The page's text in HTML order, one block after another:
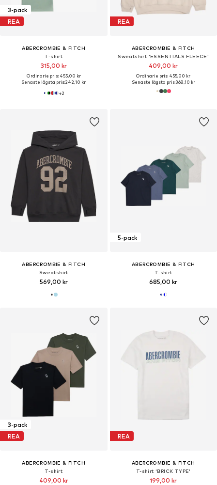
3-pack
REA
ABERCROMBIE & FITCH
T-shirt
315,00 kr
Ordinarie pris: 455,00 kr
Senaste lägsta pris:242,10 kr
+2
REA
ABERCROMBIE & FITCH
Sweatshirt 'ESSENTIALS FLEECE'
409,00 kr
Ordinarie pris: 455,00 kr
Senaste lägsta pris:368,10 kr
ABERCROMBIE & FITCH
Sweatshirt
569,00 kr
5-pack
ABERCROMBIE & FITCH
T-shirt
685,00 kr
3-pack
REA
ABERCROMBIE & FITCH
T-shirt
409,00 kr
REA
ABERCROMBIE & FITCH
T-shirt 'BRICK TYPE'
199,00 kr